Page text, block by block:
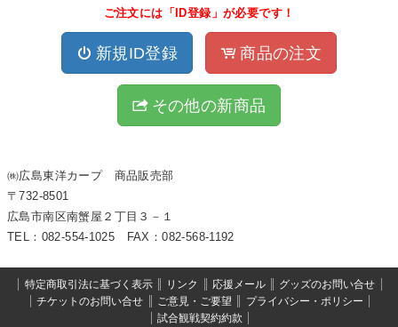
ご注文には「ID登録」が必要です！
新規ID登録 商品の注文
その他の新商品
㈱広島東洋カープ 商品販売部
〒732-8501
広島市南区南蟹屋２丁目３－１
TEL：082-554-1025 FAX：082-568-1192
特定商取引法に基づく表示 リンク 応援メール
グッズのお問い合せ
チケットのお問い合せ
ご意見・ご要望
プライバシー・ポリシー
試合観戦契約約款